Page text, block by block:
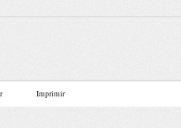
Imprimir